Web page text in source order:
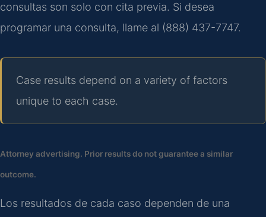
consultas son solo con cita previa. Si desea
programar una consulta, llame al (888) 437-7747.
Case results depend on a variety of factors
unique to each case.
Attorney advertising. Prior results do not guarantee a similar
outcome.
Los resultados de cada caso dependen de una